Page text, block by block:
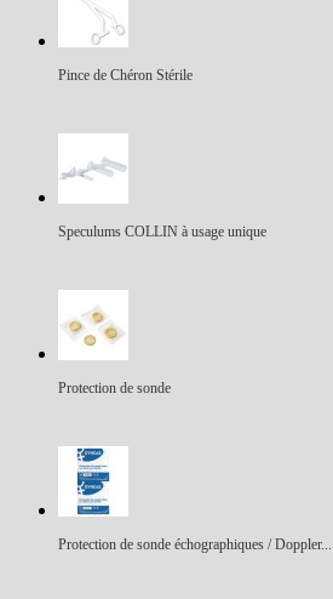
Pince de Chéron Stérile
Speculums COLLIN à usage unique
Protection de sonde
Protection de sonde échographiques / Doppler...